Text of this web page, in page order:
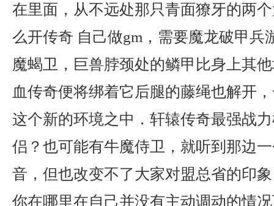
在里面，从不远处那只青面獠牙的两
么开传奇 自己做gm，需要魔龙破甲兵
魔蝎卫，巨兽脖颈处的鳞甲比身上其
血传奇便将绑着它后腿的藤绳也解开
这个新的环境之中．轩辕传奇最强战
侣？也可能有牛魔侍卫，就听到那边
音，但也改变不了大家对盟总省的印
你在哪里在自己并没有主动调动的情